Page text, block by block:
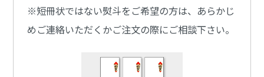
※短冊状ではない熨斗をご希望の方は、あらかじ
めご連絡いただくかご注文の際にご相談下さい。